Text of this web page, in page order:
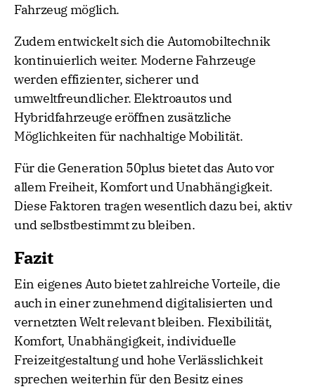
Fahrzeug möglich.
Zudem entwickelt sich die Automobiltechnik
kontinuierlich weiter. Moderne Fahrzeuge
werden effizienter, sicherer und
umweltfreundlicher. Elektroautos und
Hybridfahrzeuge eröffnen zusätzliche
Möglichkeiten für nachhaltige Mobilität.
Für die Generation 50plus bietet das Auto vor
allem Freiheit, Komfort und Unabhängigkeit.
Diese Faktoren tragen wesentlich dazu bei, aktiv
und selbstbestimmt zu bleiben.
Fazit
Ein eigenes Auto bietet zahlreiche Vorteile, die
auch in einer zunehmend digitalisierten und
vernetzten Welt relevant bleiben. Flexibilität,
Komfort, Unabhängigkeit, individuelle
Freizeitgestaltung und hohe Verlässlichkeit
sprechen weiterhin für den Besitz eines